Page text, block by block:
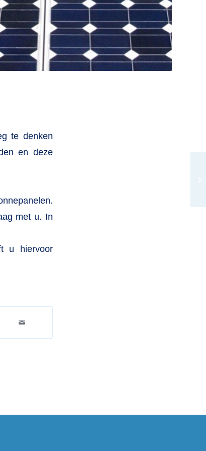
te denken
en deze
met u. In
u hiervoor